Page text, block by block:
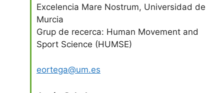
Excelencia Mare Nostrum, Universidad de
Murcia
Grup de recerca: Human Movement and
Sport Science (HUMSE)
eortega@um.es